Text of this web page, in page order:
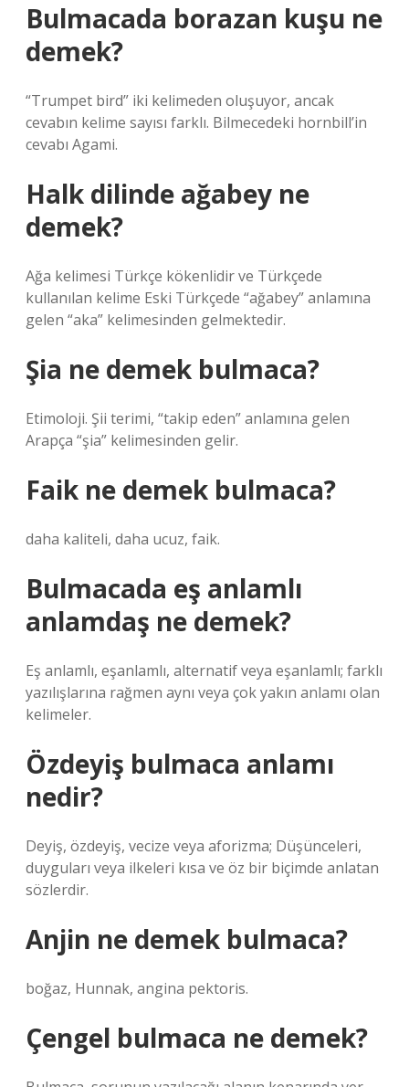
Bulmacada borazan kuşu ne
demek?
“Trumpet bird” iki kelimeden oluşuyor, ancak
cevabın kelime sayısı farklı. Bilmecedeki hornbill’in
cevabı Agami.
Halk dilinde ağabey ne
demek?
Ağa kelimesi Türkçe kökenlidir ve Türkçede
kullanılan kelime Eski Türkçede “ağabey” anlamına
gelen “aka” kelimesinden gelmektedir.
Şia ne demek bulmaca?
Etimoloji. Şii terimi, “takip eden” anlamına gelen
Arapça “şia” kelimesinden gelir.
Faik ne demek bulmaca?
daha kaliteli, daha ucuz, faik.
Bulmacada eş anlamlı
anlamdaş ne demek?
Eş anlamlı, eşanlamlı, alternatif veya eşanlamlı; farklı
yazılışlarına rağmen aynı veya çok yakın anlamı olan
kelimeler.
Özdeyiş bulmaca anlamı
nedir?
Deyiş, özdeyiş, vecize veya aforizma; Düşünceleri,
duyguları veya ilkeleri kısa ve öz bir biçimde anlatan
sözlerdir.
Anjin ne demek bulmaca?
boğaz, Hunnak, angina pektoris.
Çengel bulmaca ne demek?